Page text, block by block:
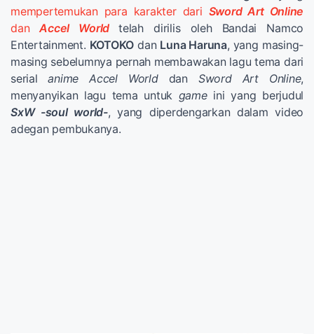
mempertemukan para karakter dari Sword Art Online
danAccel World
telah dirilis oleh Bandai Namco
Entertainment. KOTOKO dan Luna Haruna, yang masing-
masing sebelumnya pernah membawakan lagu tema dari
serialanime Accel Worlddan Sword Art Online,
menyanyikan lagu tema untuk gameini yang berjudul
SxW -soul world-, yang diperdengarkan dalam video
adegan pembukanya.